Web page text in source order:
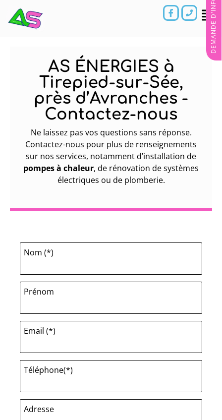
AS ÉNERGIES à
Tirepied-sur-Sée,
près d’Avranches -
Contactez-nous
Ne laissez pas vos questions sans réponse.
Contactez-nous pour plus de renseignements
sur nos services, notamment d’installation de
pompes à chaleur, de rénovation de systèmes
électriques ou de plomberie.
Nom (*)
Prénom
Email (*)
Téléphone(*)
Adresse